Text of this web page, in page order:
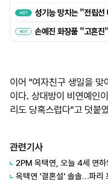
이어 "여자친구 생일을 맞
이다. 상대방이 비연예인
리도 당혹스럽다"고 덧붙
관련기사
2PM 옥택연, 오늘 4세 연
옥택연 '결혼설' 솔솔…파리